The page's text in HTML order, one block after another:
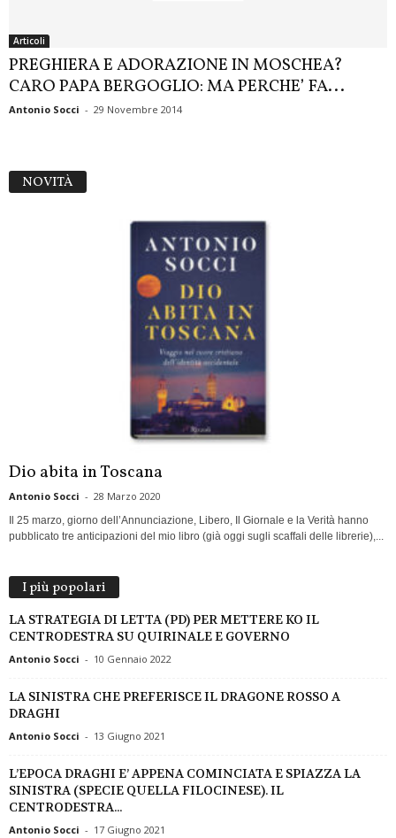
Articoli
PREGHIERA E ADORAZIONE IN MOSCHEA?
CARO PAPA BERGOGLIO: MA PERCHE’ FA...
Antonio Socci - 29 Novembre 2014
NOVITÀ
Dio abita in Toscana
Antonio Socci - 28 Marzo 2020
Il 25 marzo, giorno dell’Annunciazione, Libero, Il Giornale e la Verità hanno
pubblicato tre anticipazioni del mio libro (già oggi sugli scaffali delle librerie),...
I più popolari
LA STRATEGIA DI LETTA (PD) PER METTERE KO IL
CENTRODESTRA SU QUIRINALE E GOVERNO
Antonio Socci - 10 Gennaio 2022
LA SINISTRA CHE PREFERISCE IL DRAGONE ROSSO A
DRAGHI
Antonio Socci - 13 Giugno 2021
L’EPOCA DRAGHI E’ APPENA COMINCIATA E SPIAZZA LA
SINISTRA (SPECIE QUELLA FILOCINESE). IL
CENTRODESTRA...
Antonio Socci - 17 Giugno 2021